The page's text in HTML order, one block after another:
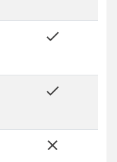
done
done
close